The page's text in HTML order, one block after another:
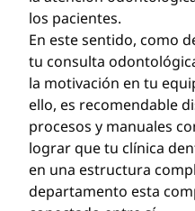
los pacientes.
En este sentido, como
tu consulta
la motivación en tu
ello, es recomendable
procesos y manuales
lograr que tu clínica
en una estructura
departamento esta